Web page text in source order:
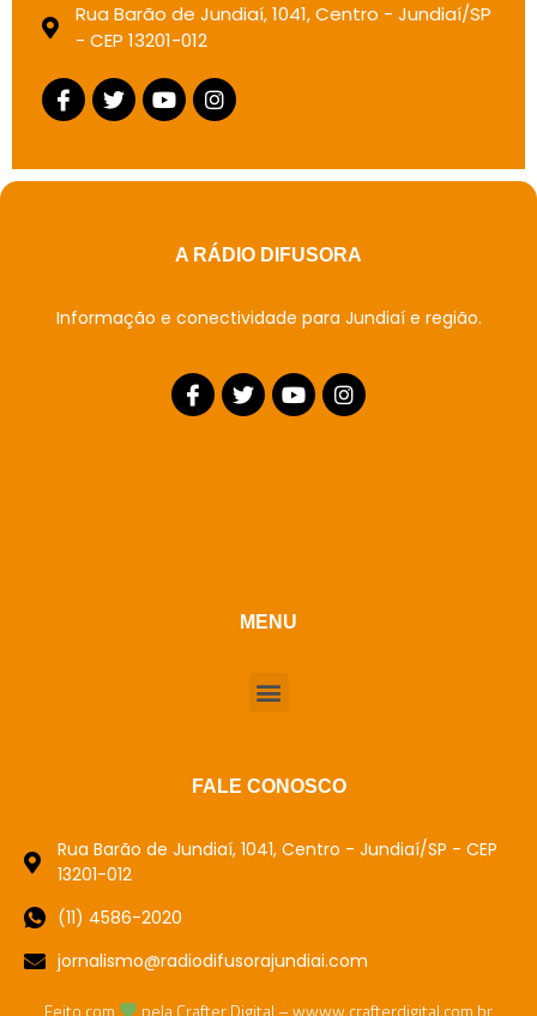
Rua Barão de Jundiaí, 1041, Centro - Jundiaí/SP
- CEP 13201-012
A RÁDIO DIFUSORA
Informação e conectividade para Jundiaí e região.
MENU
FALE CONOSCO
Rua Barão de Jundiaí, 1041, Centro - Jundiaí/SP - CEP
13201-012
(11) 4586-2020
jornalismo@radiodifusorajundiai.com
Feito com pela Crafter Digital – wwww.crafterdigital.com.br